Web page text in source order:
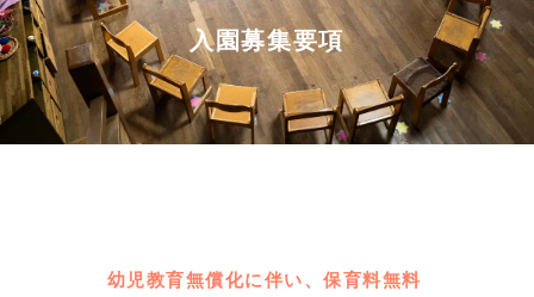
入園募集要項
幼児教育無償化に伴い、保育料無料